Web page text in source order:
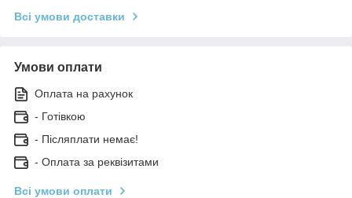
Всі умови доставки
Умови оплати
Оплата на рахунок
- Готівкою
- Післяплати немає!
- Оплата за реквізитами
Всі умови оплати